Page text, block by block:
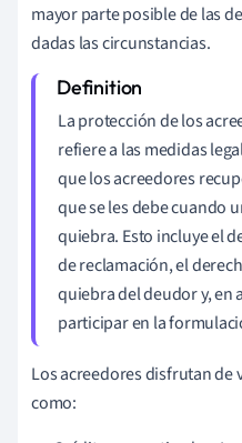
mayor parte posible de las
dadas las circunstancias.
La protección de los
refiere a las medidas
que los acreedores
que se les debe cuando
quiebra. Esto incluye el
de reclamación, el
quiebra del deudor y, en
participar en la
Los acreedores disfrutan
como: